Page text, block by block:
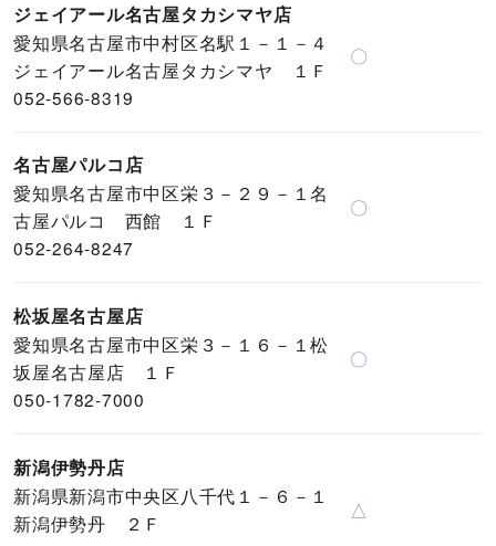
ジェイアール名古屋タカシマヤ店
愛知県名古屋市中村区名駅１－１－４
ジェイアール名古屋タカシマヤ １Ｆ
052-566-8319
〇
名古屋パルコ店
愛知県名古屋市中区栄３－２９－１名
古屋パルコ 西館 １Ｆ
052-264-8247
〇
松坂屋名古屋店
愛知県名古屋市中区栄３－１６－１松
坂屋名古屋店 １Ｆ
050-1782-7000
〇
新潟伊勢丹店
新潟県新潟市中央区八千代１－６－１
新潟伊勢丹 ２Ｆ
△